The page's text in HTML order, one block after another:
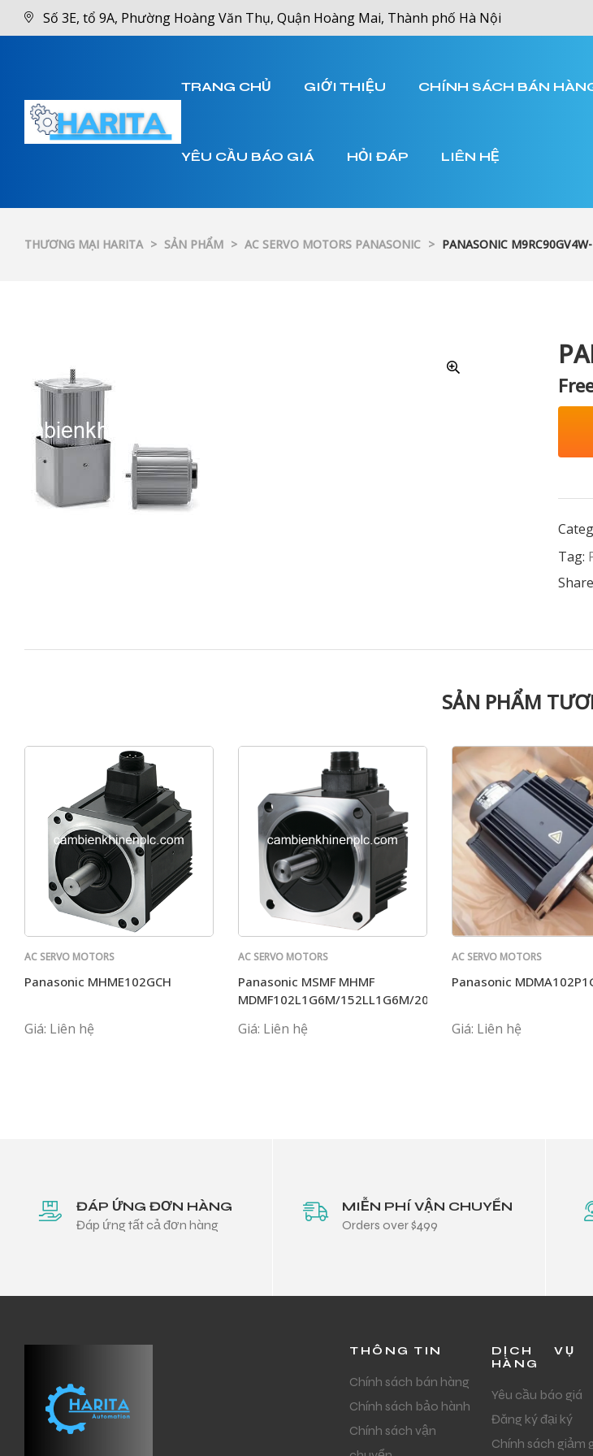
Số 3E, tổ 9A, Phường Hoàng Văn Thụ, Quận Hoàng Mai, Thành phố Hà Nội
TRANG CHỦ GIỚI THIỆU CHÍNH SÁCH BÁN
YÊU CẦU BÁO GIÁ HỎI ĐÁP LIÊN HỆ
THƯƠNG MẠI HARITA > SẢN PHẨM > AC SERVO MOTORS PANASONIC > PANASONIC
Tag:
SẢN PHẨM
AC SERVO MOTORS
Panasonic MHME102GCH
Giá: Liên hệ
AC SERVO MOTORS
Panasonic MSMF MHMF
MDMF102L1G6M/152LL1G6M/202L1G6M/L1H6M
Giá: Liên hệ
AC SERVO MOTORS
Panasonic
Giá: Liên hệ
ĐÁP ỨNG ĐƠN HÀNG
Đáp ứng tất cả đơn hàng
MIỄN PHÍ VẬN CHUYỂN
Orders over $499
THÔNG TIN
Chính sách bán hàng
Chính sách bảo hành
Chính sách vận
DỊCH VỤ
HÀNG
Yêu cầu báo giá
Đăng ký đại ký
Chính sách giảm